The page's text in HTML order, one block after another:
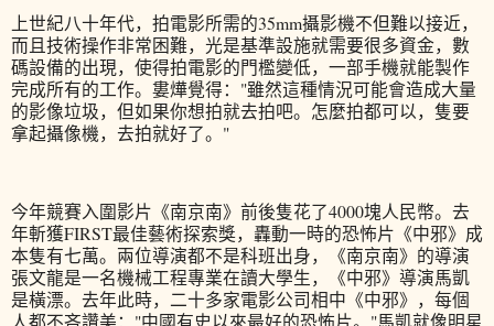
上世紀八十年代，拍電影所需的35mm攝影機不但難以接近，
而且技術操作非常困難，光是基準設施就需要很多資金，數
碼設備的出現，使得拍電影的門檻變低，一部手機就能製作
完成所有的工作。婁燁覺得："雖然這種情況可能會造成大量
的影像垃圾，但如果你想拍就去拍吧。怎麼拍都可以，隻要
拿起攝像機，去拍就好了。"
今年競賽入圍影片《南京南》前後隻花了4000塊人民幣。去
年斬獲FIRST最佳藝術探索獎，轟動一時的恐怖片《中邪》成
本隻有七萬。兩位導演都不是科班出身，《南京南》的導演
張文龍是一名機械工程專業在讀大學生，《中邪》導演馬凱
是橫漂。去年此時，二十多家電影公司相中《中邪》，每個